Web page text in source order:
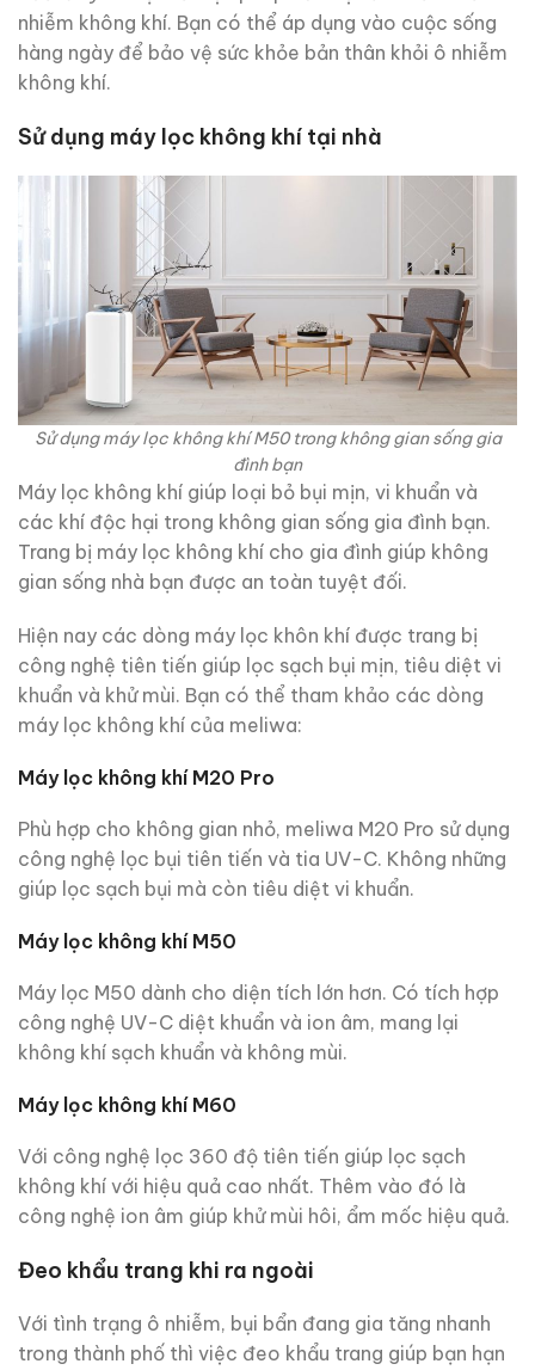
nhiễm không khí. Bạn có thể áp dụng vào cuộc sống
hàng ngày để bảo vệ sức khỏe bản thân khỏi ô nhiễm
không khí.
Sử dụng máy lọc không khí tại nhà
Sử dụng máy lọc không khí M50 trong không gian sống gia
đình bạn
Máy lọc không khí giúp loại bỏ bụi mịn, vi khuẩn và
các khí độc hại trong không gian sống gia đình bạn.
Trang bị máy lọc không khí cho gia đình giúp không
gian sống nhà bạn được an toàn tuyệt đối.
Hiện nay các dòng máy lọc khôn khí được trang bị
công nghệ tiên tiến giúp lọc sạch bụi mịn, tiêu diệt vi
khuẩn và khử mùi. Bạn có thể tham khảo các dòng
máy lọc không khí của meliwa:
Máy lọc không khí M20 Pro
Phù hợp cho không gian nhỏ, meliwa M20 Pro sử dụng
công nghệ lọc bụi tiên tiến và tia UV-C. Không những
giúp lọc sạch bụi mà còn tiêu diệt vi khuẩn.
Máy lọc không khí M50
Máy lọc M50 dành cho diện tích lớn hơn. Có tích hợp
công nghệ UV-C diệt khuẩn và ion âm, mang lại
không khí sạch khuẩn và không mùi.
Máy lọc không khí M60
Với công nghệ lọc 360 độ tiên tiến giúp lọc sạch
không khí với hiệu quả cao nhất. Thêm vào đó là
công nghệ ion âm giúp khử mùi hôi, ẩm mốc hiệu quả.
Đeo khẩu trang khi ra ngoài
Với tình trạng ô nhiễm, bụi bẩn đang gia tăng nhanh
trong thành phố thì việc đeo khẩu trang giúp bạn hạn